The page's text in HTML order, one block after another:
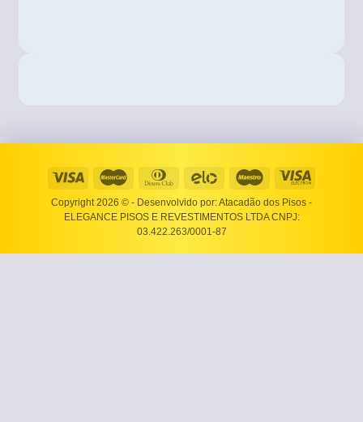
Copyright 2026 © - Desenvolvido por: Atacadão dos Pisos -
ELEGANCE PISOS E REVESTIMENTOS LTDA CNPJ:
03.422.263/0001-87